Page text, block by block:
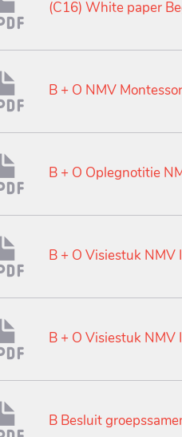
(C16) White paper
B + O NMV
B + O Oplegnotitie
B + O Visiestuk
B + O Visiestuk
B Besluit